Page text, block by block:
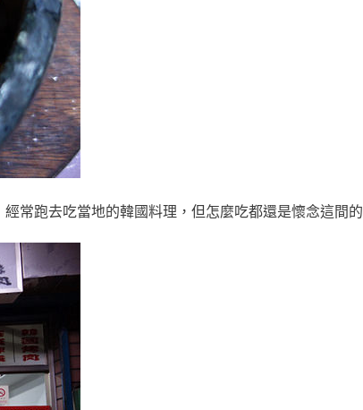
常跑去吃當地的韓國料理，但怎麼吃都還是懷念這間